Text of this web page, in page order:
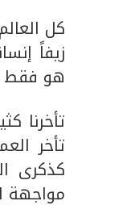
كل
زيفاً
هو فقط
تأخرنا
تأخر
كذكرى
مواجهة